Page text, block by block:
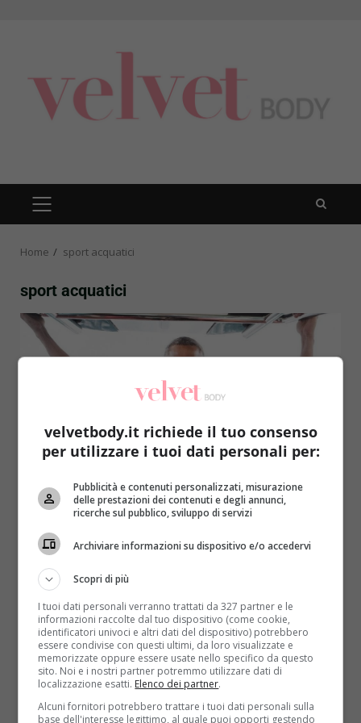
PRIMARY
MENU
Home sport acquatici
sport acquatici
Obama, sfida di kitesurf come primo
desiderio dopo il mandato [VIDEO]
Chi l’ha detto che un presidente può fare tutto ciò
che desidera e realizzare ogni suo desiderio?...
Read More
velvetbody.it richiede il tuo consenso
per utilizzare i tuoi dati personali per:
Pubblicità e contenuti personalizzati, misurazione
delle prestazioni dei contenuti e degli annunci,
ricerche sul pubblico, sviluppo di servizi
Archiviare informazioni su dispositivo e/o accedervi
Scopri di più
I tuoi dati personali verranno trattati da 327 partner e le
informazioni raccolte dal tuo dispositivo (come cookie,
identificatori univoci e altri dati del dispositivo) potrebbero
essere condivise con questi ultimi, da loro visualizzate e
memorizzate oppure essere usate nello specifico da questo
sito. Noi e i nostri partner potremmo utilizzare dati di
localizzazione esatti. Elenco dei partner.
Alcuni fornitori potrebbero trattare i tuoi dati personali sulla
base dell'interesse legittimo, al quale puoi opporti gestendo